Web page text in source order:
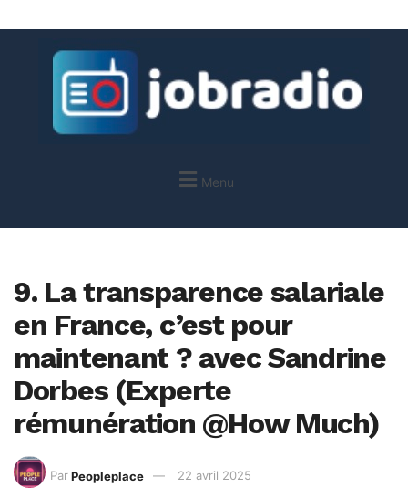
Menu
9. La transparence salariale
en France, c’est pour
maintenant ? avec Sandrine
Dorbes (Experte
rémunération @How Much)
Par Peopleplace 22 avril 2025